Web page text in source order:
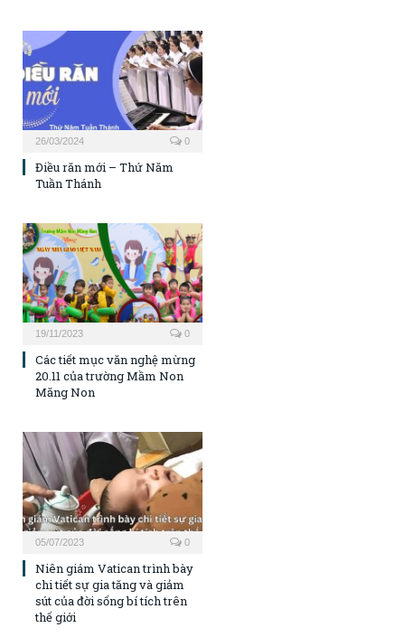
26/03/2024 0
Điều răn mới – Thứ Năm
Tuần Thánh
19/11/2023 0
Các tiết mục văn nghệ mừng
20.11 của trường Mầm Non
Măng Non
05/07/2023 0
Niên giám Vatican trình bày
chi tiết sự gia tăng và giảm
sút của đời sống bí tích trên
thế giới